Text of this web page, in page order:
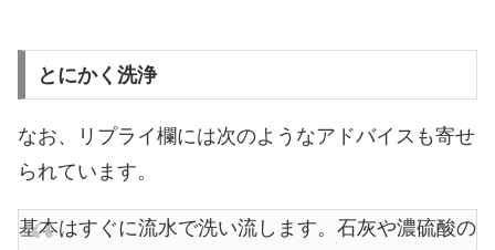
とにかく洗浄
なお、リプライ欄には次のようなアドバイスも寄せ
られています。
基本はすぐに流水で洗い流します。石灰や濃硫酸の